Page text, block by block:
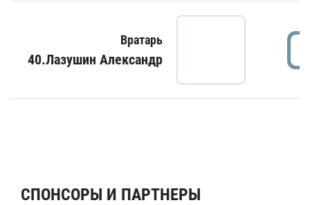
Вратарь
40.Лазушин Александр
СПОНСОРЫ И ПАРТНЕРЫ